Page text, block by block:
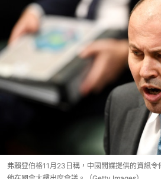
弗賴登伯格11月23日稱，中國間諜提供的資訊令